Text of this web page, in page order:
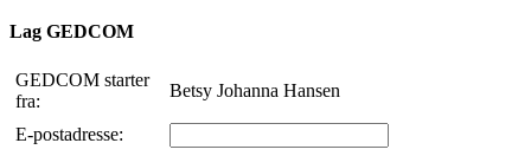
Lag GEDCOM
GEDCOM starter
fra:
Betsy Johanna Hansen
E-postadresse: